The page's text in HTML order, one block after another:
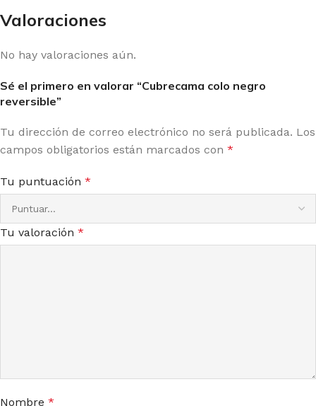
Valoraciones
No hay valoraciones aún.
Sé el primero en valorar “Cubrecama colo negro
reversible”
Tu dirección de correo electrónico no será publicada. Los
campos obligatorios están marcados con *
Tu puntuación *
Tu valoración *
Nombre *